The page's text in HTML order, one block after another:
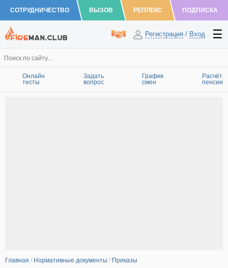
СОТРУДНИЧЕСТВО ВЫЗОВ РЕПЛЕКС ПОДПИСКА
Регистрация / Вход
Онлайн
тесты
Задать
вопрос
График
смен
Расчёт
пенсии
Главная / Нормативные документы / Приказы